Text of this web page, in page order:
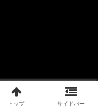
#4011
トップ サイドバー